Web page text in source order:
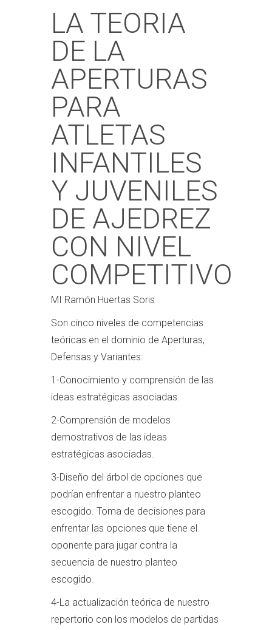
LA TEORIA
DE LA
APERTURAS
PARA
ATLETAS
INFANTILES
Y JUVENILES
DE AJEDREZ
CON NIVEL
COMPETITIVO
MI Ramón Huertas Soris
Son cinco niveles de competencias
teóricas en el dominio de Aperturas,
Defensas y Variantes:
1-Conocimiento y comprensión de las
ideas estratégicas asociadas.
2-Comprensión de modelos
demostrativos de las ideas
estratégicas asociadas.
3-Diseño del árbol de opciones que
podrían enfrentar a nuestro planteo
escogido. Toma de decisiones para
enfrentar las opciones que tiene el
oponente para jugar contra la
secuencia de nuestro planteo
escogido.
4-La actualización teórica de nuestro
repertorio con los modelos de partidas